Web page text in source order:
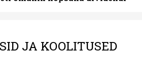
JA KOOLITUSED